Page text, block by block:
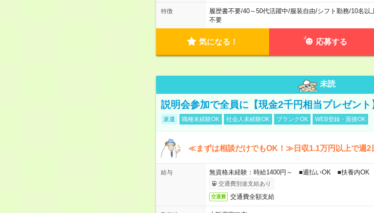
特徴 履歴書不要/40～50代活躍中/服装自由/シフト勤務/10名以
不要
気になる！ 応募する
未読
説明会参加で全員に【現金2千円相当プレゼン
派遣 職種未経験OK 社会人未経験OK ブランクOK WEB登録・面接OK
≪まずは相談だけでもOK！≫日収1.1万円以上で週2
給与 無資格未経験：時給1400円～ ■週払いOK ■扶養内OK
交通費別途支給あり
交通費 交通費全額支給